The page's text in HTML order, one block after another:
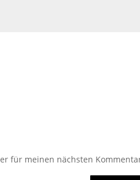
für meinen nächsten